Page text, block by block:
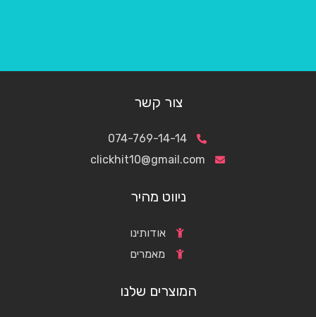
צור קשר
074-769-14-14
clickhit10@gmail.com
ניווט מהיר
אודותינו
מאמרים
המוצרים שלנו